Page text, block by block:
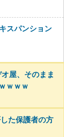
スパンション
屋、そのまま
ｗｗｗ
た保護者の方